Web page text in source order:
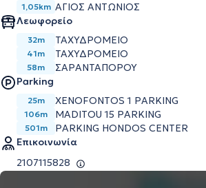
1,05km ΑΓΙΟΣ ΑΝΤΩΝΙΟΣ
Λεωφορείο
32m ΤΑΧΥΔΡΟΜΕΙΟ
41m ΤΑΧΥΔΡΟΜΕΙΟ
58m
ΣΑΡΑΝΤΑΠΟΡΟΥ
Parking
25m XENOFONTOS 1 PARKING
106m MADITOU 15 PARKING
501m
PARKING HONDOS CENTER
Επικοινωνία
2107115828